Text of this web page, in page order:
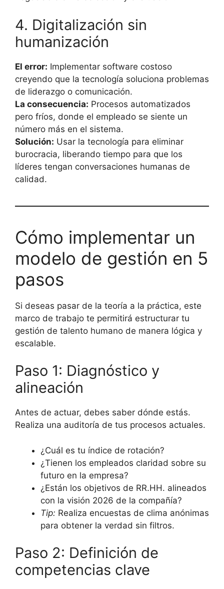
4. Digitalización sin
humanización
El error: Implementar software costoso
creyendo que la tecnología soluciona problemas
de liderazgo o comunicación.
La consecuencia: Procesos automatizados
pero fríos, donde el empleado se siente un
número más en el sistema.
Solución: Usar la tecnología para eliminar
burocracia, liberando tiempo para que los
líderes tengan conversaciones humanas de
calidad.
Cómo implementar un
modelo de gestión en 5
pasos
Si deseas pasar de la teoría a la práctica, este
marco de trabajo te permitirá estructurar tu
gestión de talento humano de manera lógica y
escalable.
Paso 1: Diagnóstico y
alineación
Antes de actuar, debes saber dónde estás.
Realiza una auditoría de tus procesos actuales.
¿Cuál es tu índice de rotación?
¿Tienen los empleados claridad sobre su
futuro en la empresa?
¿Están los objetivos de RR.HH. alineados
con la visión 2026 de la compañía?
Tip: Realiza encuestas de clima anónimas
para obtener la verdad sin filtros.
Paso 2: Definición de
competencias clave